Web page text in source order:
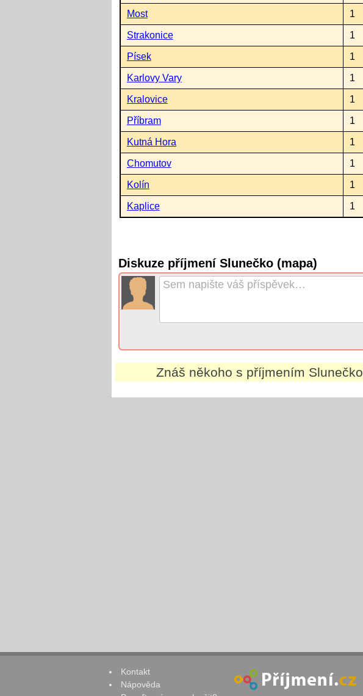
Most 1
Strakonice 1
Písek 1
Karlovy Vary 1
Kralovice 1
Příbram 1
Kutná Hora 1
Chomutov 1
Kolín 1
Kaplice 1
Diskuze příjmení Slunečko (mapa)
Znáš někoho s příjmením Slunečko
Kontakt
Nápověda